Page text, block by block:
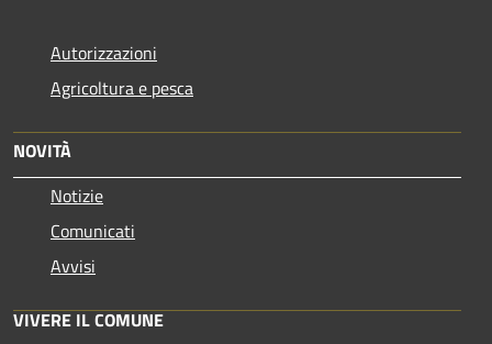
Autorizzazioni
Agricoltura e pesca
NOVITÀ
Notizie
Comunicati
Avvisi
VIVERE IL COMUNE